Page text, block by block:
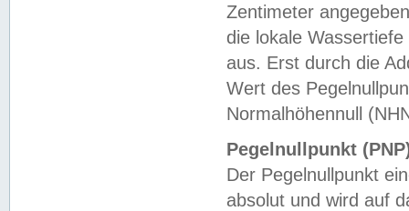
Zentimeter
die lokale
aus. Erst durch die
Wert des
Normalhöhennull
Pegelnullpunkt
Der Pegelnullpunkt
absolut und wird auf